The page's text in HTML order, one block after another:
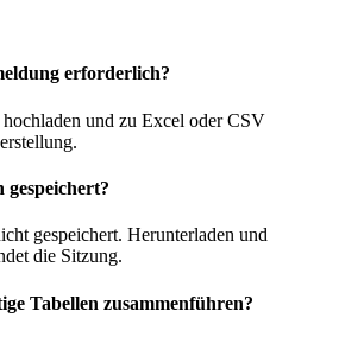
erforderlich?
und zu Excel oder CSV
gespeichert?
gespeichert. Herunterladen und
die Sitzung.
Tabellen zusammenführen?